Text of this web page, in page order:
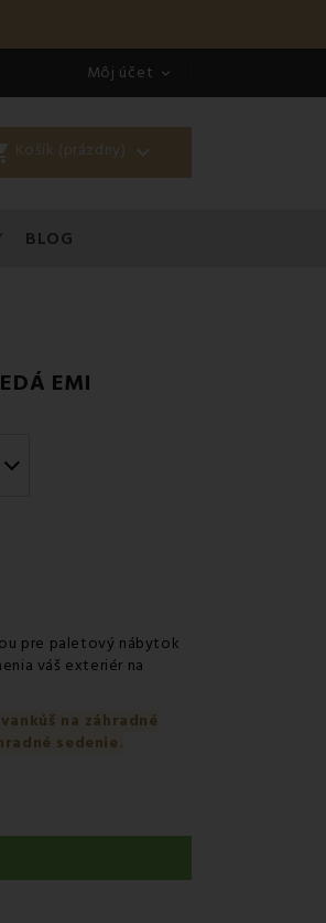
Môj účet 
Košík (prázdny) 
BLOG
EMI
pre paletový nábytok
váš exteriér na
na záhradné
sedenie.